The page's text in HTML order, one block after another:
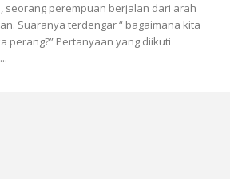
seorang perempuan berjalan dari arah
Suaranya terdengar “ bagaimana kita
perang?” Pertanyaan yang diikuti